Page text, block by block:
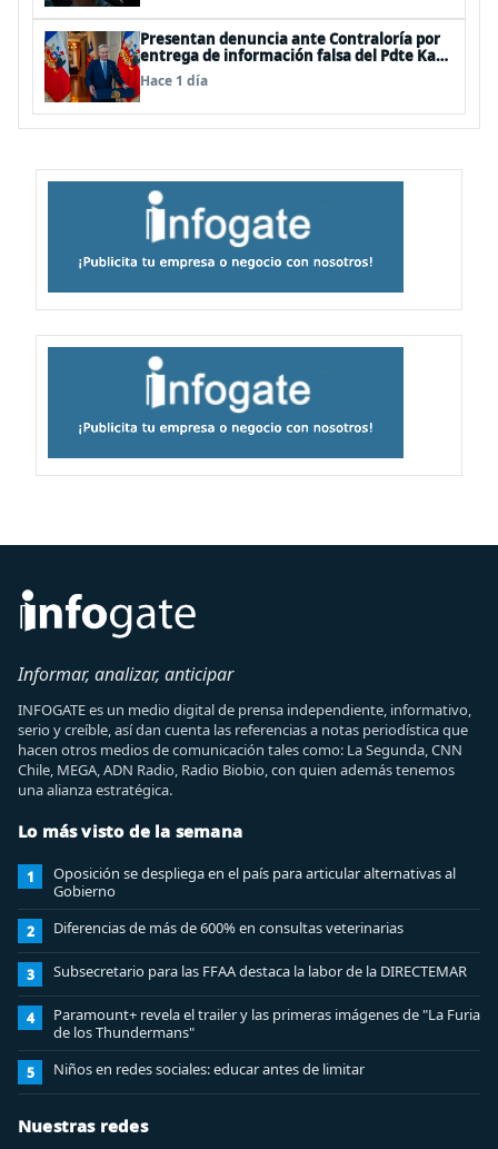
Presentan denuncia ante Contraloría por
entrega de información falsa del Pdte Kast
en cadena nacional
Hace 1 día
Informar, analizar, anticipar
INFOGATE es un medio digital de prensa independiente, informativo,
serio y creíble, así dan cuenta las referencias a notas periodística que
hacen otros medios de comunicación tales como: La Segunda, CNN
Chile, MEGA, ADN Radio, Radio Biobio, con quien además tenemos
una alianza estratégica.
Lo más visto de la semana
1
Oposición se despliega en el país para articular alternativas al
Gobierno
2 Diferencias de más de 600% en consultas veterinarias
3 Subsecretario para las FFAA destaca la labor de la DIRECTEMAR
4
Paramount+ revela el trailer y las primeras imágenes de "La Furia
de los Thundermans"
5 Niños en redes sociales: educar antes de limitar
Nuestras redes